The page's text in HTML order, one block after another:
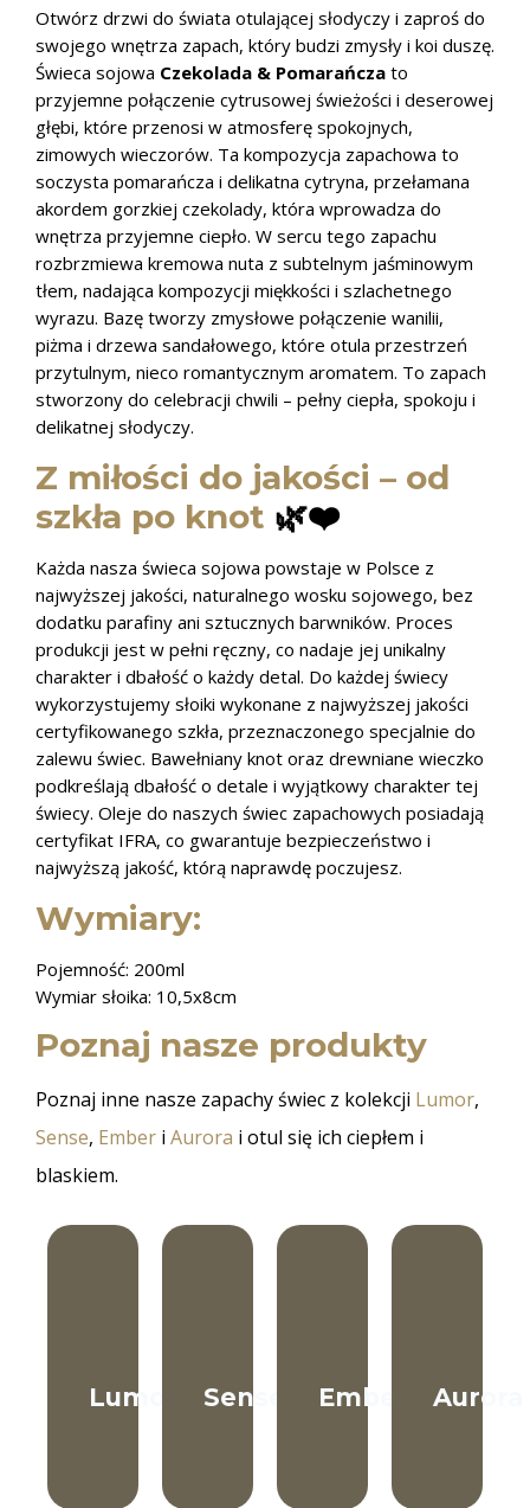
Otwórz drzwi do świata otulającej słodyczy i zaproś do
swojego wnętrza zapach, który budzi zmysły i koi duszę.
Świeca sojowa Czekolada & Pomarańcza to
przyjemne połączenie cytrusowej świeżości i deserowej
głębi, które przenosi w atmosferę spokojnych,
zimowych wieczorów. Ta kompozycja zapachowa to
soczysta pomarańcza i delikatna cytryna, przełamana
akordem gorzkiej czekolady, która wprowadza do
wnętrza przyjemne ciepło. W sercu tego zapachu
rozbrzmiewa kremowa nuta z subtelnym jaśminowym
tłem, nadająca kompozycji miękkości i szlachetnego
wyrazu. Bazę tworzy zmysłowe połączenie wanilii,
piżma i drzewa sandałowego, które otula przestrzeń
przytulnym, nieco romantycznym aromatem. To zapach
stworzony do celebracji chwili – pełny ciepła, spokoju i
delikatnej słodyczy.
Z miłości do jakości – od
szkła po knot 🌿❤️
Każda nasza świeca sojowa powstaje w Polsce z
najwyższej jakości, naturalnego wosku sojowego, bez
dodatku parafiny ani sztucznych barwników. Proces
produkcji jest w pełni ręczny, co nadaje jej unikalny
charakter i dbałość o każdy detal. Do każdej świecy
wykorzystujemy słoiki wykonane z najwyższej jakości
certyfikowanego szkła, przeznaczonego specjalnie do
zalewu świec. Bawełniany knot oraz drewniane wieczko
podkreślają dbałość o detale i wyjątkowy charakter tej
świecy. Oleje do naszych świec zapachowych posiadają
certyfikat IFRA, co gwarantuje bezpieczeństwo i
najwyższą jakość, którą naprawdę poczujesz.
Wymiary:
Pojemność: 200ml
Wymiar słoika: 10,5x8cm
Poznaj nasze produkty
Poznaj inne nasze zapachy świec z kolekcji Lumor,
Sense, Ember i Aurora i otul się ich ciepłem i
blaskiem.
Lumor Sense Ember Aurora